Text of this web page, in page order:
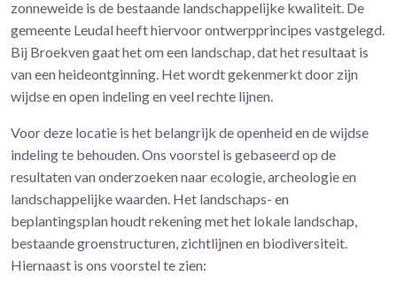
zonneweide is de bestaande landschappelijke kwaliteit. De
gemeente Leudal heeft hiervoor ontwerpprincipes vastgelegd.
Bij Broekven gaat het om een landschap, dat het resultaat is
van een heideontginning. Het wordt gekenmerkt door zijn
wijdse en open indeling en veel rechte lijnen.
Voor deze locatie is het belangrijk de openheid en de wijdse
indeling te behouden. Ons voorstel is gebaseerd op de
resultaten van onderzoeken naar ecologie, archeologie en
landschappelijke waarden. Het landschaps- en
beplantingsplan houdt rekening met het lokale landschap,
bestaande groenstructuren, zichtlijnen en biodiversiteit.
Hiernaast is ons voorstel te zien: